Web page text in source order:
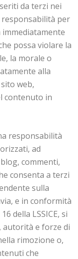
da terzi nei
per
possa violare la
la morale o
alla
web,
contenuto in
responsabilità
ad
commenti,
consenta a terzi
sulla
e in conformità
della LSSICE, si
e forze di
rimozione o,
che